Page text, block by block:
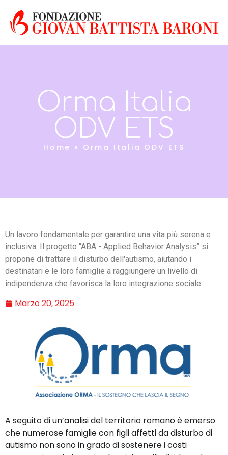
Orma Italia
ODV ETS
Home » Orma Italia ODV ETS
Un lavoro fondamentale per garantire una vita più serena e
inclusiva. Il progetto “ABA - Applied Behavior Analysis” si
propone di trattare il disturbo dell'autismo, aiutando i
destinatari e le loro famiglie a raggiungere un livello di
indipendenza che favorisca la loro integrazione sociale.
Marzo 20, 2025
A seguito di un’analisi del territorio romano è emerso
che numerose famiglie con figli affetti da disturbo di
autismo non sono in grado di sostenere i costi